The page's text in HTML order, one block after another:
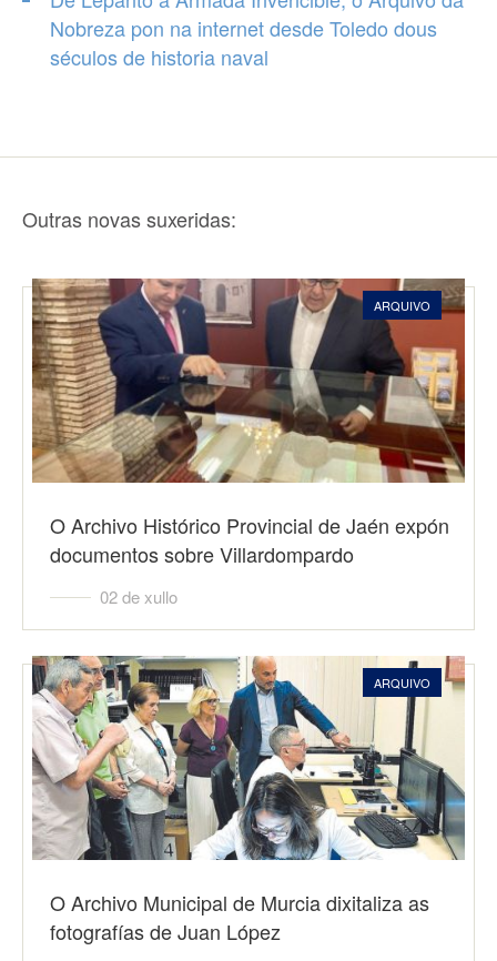
Nobreza pon na internet desde Toledo dous
séculos de historia naval
Outras novas suxeridas:
ARQUIVO
O Archivo Histórico Provincial de Jaén expón
documentos sobre Villardompardo
02 de xullo
ARQUIVO
O Archivo Municipal de Murcia dixitaliza as
fotografías de Juan López